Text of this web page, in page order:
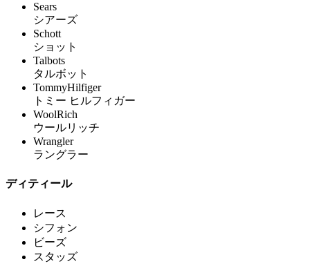
Sears
シアーズ
Schott
ショット
Talbots
タルボット
TommyHilfiger
トミー ヒルフィガー
WoolRich
ウールリッチ
Wrangler
ラングラー
ディティール
レース
シフォン
ビーズ
スタッズ